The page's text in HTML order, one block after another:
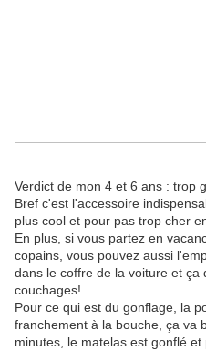
Verdict de mon 4 et 6 ans : trop
Bref c'est l'accessoire
plus cool et pour pas trop cher
En plus, si vous partez en
copains, vous pouvez aussi
dans le coffre de la voiture et
couchages!
Pour ce qui est du gonflage, la
franchement à la bouche, ça va
minutes, le matelas est gonflé